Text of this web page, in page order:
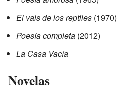
El vals de los reptiles (1970)
Poesía completa (2012)
La Casa Vacía
Novelas